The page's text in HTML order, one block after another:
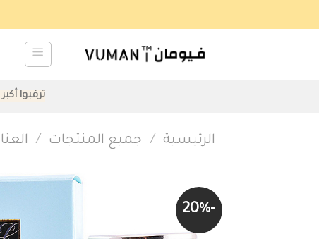
to
ترقبوا
الرئيسية / جميع المنتجات /
-20%